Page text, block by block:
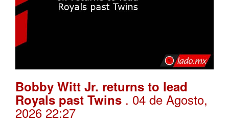
Bobby Witt Jr. returns to lead
Royals past Twins . 04 de Agosto,
2026 22:27